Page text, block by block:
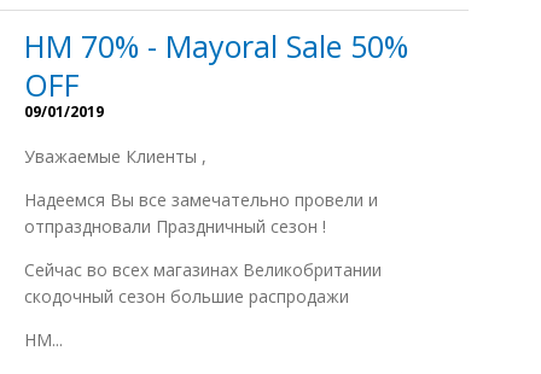
HM 70% - Mayoral Sale 50%
OFF
09/01/2019
Уважаемые Клиенты ,
Надеемся Вы все замечательно провели и
отпраздновали Праздничный сезон !
Сейчас во всеx магазинаx Великобритании
скодочный сезон большие распродажи
НМ...